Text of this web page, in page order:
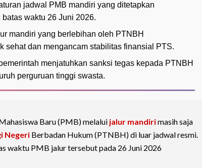
jadwal PMB mandiri yang ditetapkan
waktu 26 Juni 2026.
mandiri yang berlebihan oleh PTNBH
sehat dan mengancam stabilitas finansial PTS.
menjatuhkan sanksi tegas kepada PTNBH
perguruan tinggi swasta.
Baru (PMB) melalui jalur mandirimasih saja
Negeri Berbadan Hukum (PTNBH) di luar jadwal resmi.
waktu PMB jalur tersebut pada 26 Juni 2026